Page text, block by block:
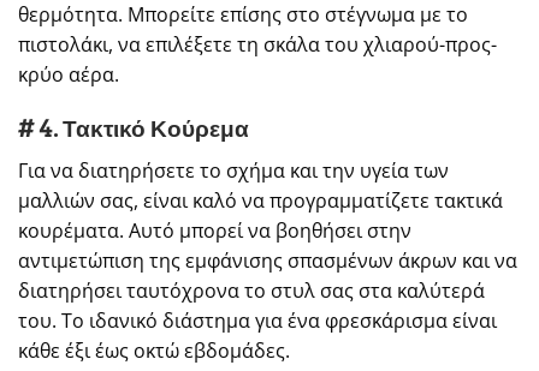
θερμότητα. Μπορείτε επίσης στο στέγνωμα με το
πιστολάκι, να επιλέξετε τη σκάλα του χλιαρού-προς-
κρύο αέρα.
# 4. Τακτικό Κούρεμα
Για να διατηρήσετε το σχήμα και την υγεία των
μαλλιών σας, είναι καλό να προγραμματίζετε τακτικά
κουρέματα. Αυτό μπορεί να βοηθήσει στην
αντιμετώπιση της εμφάνισης σπασμένων άκρων και να
διατηρήσει ταυτόχρονα το στυλ σας στα καλύτερά
του. Το ιδανικό διάστημα για ένα φρεσκάρισμα είναι
κάθε έξι έως οκτώ εβδομάδες.